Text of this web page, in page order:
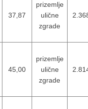
37,87
prizemlje
ulične
zgrade
45,00
prizemlje
ulične
zgrade